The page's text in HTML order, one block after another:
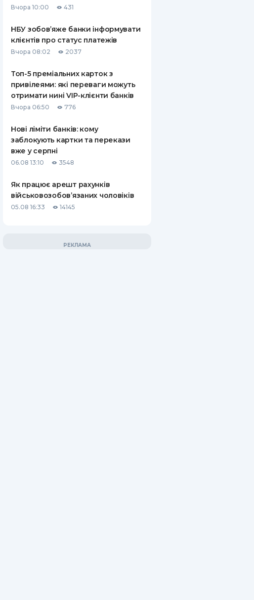
СТРАХУВАННЮ
ВСІ СТРАХОВІ ПОЛІСИ
ВІДГУКИ ПРО СТРАХОВІ
КОМПАНІЇ
КОНТАКТИ
Вчора 10:00 431
НБУ зобов’яже банки інформувати
клієнтів про статус платежів
Вчора 08:02 2037
Топ-5 преміальних карток з
привілеями: які переваги можуть
отримати нині VIP-клієнти банків
Вчора 06:50 776
Нові ліміти банків: кому
заблокують картки та перекази
вже у серпні
06.08 13:10 3548
Як працює арешт рахунків
військовозобов’язаних чоловіків
05.08 16:33 14145